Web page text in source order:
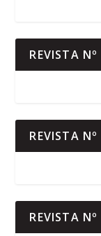
REVISTA
REVISTA
REVISTA